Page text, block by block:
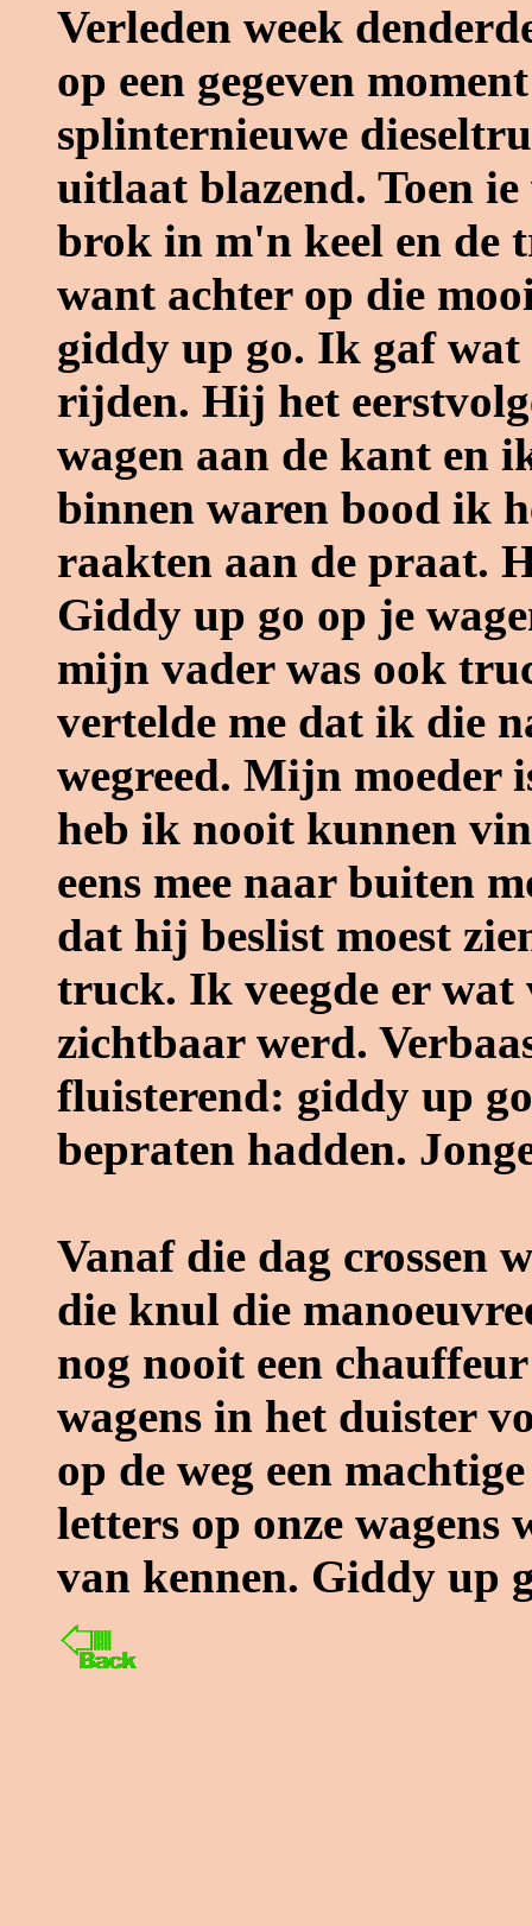
Verleden week
op een gegeven
splinternieuwe
uitlaat blazend. Toen
brok in m'n keel en de
want achter op die
giddy up go. Ik gaf wat
rijden. Hij het
wagen aan de kant en
binnen waren bood ik
raakten aan de praat.
Giddy up go op je
mijn vader was ook
vertelde me dat ik die
wegreed. Mijn moeder
heb ik nooit kunnen
eens mee naar buiten
dat hij beslist moest
truck. Ik veegde er wat
zichtbaar werd.
fluisterend: giddy up
bepraten hadden.
Vanaf die dag crossen
die knul die
nog nooit een
wagens in het duister
op de weg een
letters op onze wagens
van kennen. Giddy up